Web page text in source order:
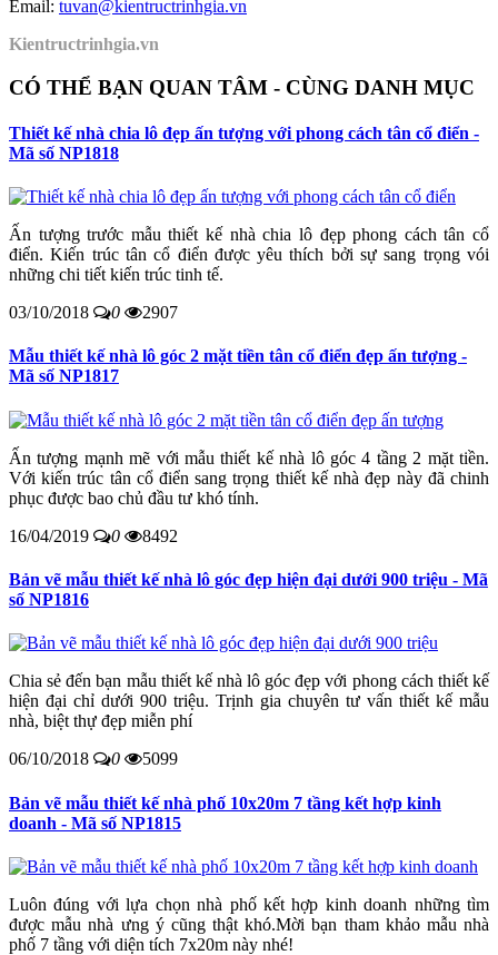
Email: tuvan@kientructrinhgia.vn
Kientructrinhgia.vn
CÓ THỂ BẠN QUAN TÂM - CÙNG DANH MỤC
Thiết kế nhà chia lô đẹp ấn tượng với phong cách tân cổ điển -
Mã số NP1818
Ấn tượng trước mẫu thiết kế nhà chia lô đẹp phong cách tân cổ
điển. Kiến trúc tân cổ điển được yêu thích bởi sự sang trọng vói
những chi tiết kiến trúc tinh tế.
03/10/2018
0 2907
Mẫu thiết kế nhà lô góc 2 mặt tiền tân cổ điển đẹp ấn tượng -
Mã số NP1817
Ấn tượng mạnh mẽ với mẫu thiết kế nhà lô góc 4 tầng 2 mặt tiền.
Với kiến trúc tân cổ điển sang trọng thiết kế nhà đẹp này đã chinh
phục được bao chủ đầu tư khó tính.
16/04/2019
0 8492
Bản vẽ mẫu thiết kế nhà lô góc đẹp hiện đại dưới 900 triệu - Mã
số NP1816
Chia sẻ đến bạn mẫu thiết kế nhà lô góc đẹp với phong cách thiết kế
hiện đại chỉ dưới 900 triệu. Trịnh gia chuyên tư vấn thiết kế mẫu
nhà, biệt thự đẹp miễn phí
06/10/2018
0 5099
Bản vẽ mẫu thiết kế nhà phố 10x20m 7 tầng kết hợp kinh
doanh - Mã số NP1815
Luôn đúng với lựa chọn nhà phố kết hợp kinh doanh những tìm
được mẫu nhà ưng ý cũng thật khó.Mời bạn tham khảo mẫu nhà
phố 7 tầng với diện tích 7x20m này nhé!